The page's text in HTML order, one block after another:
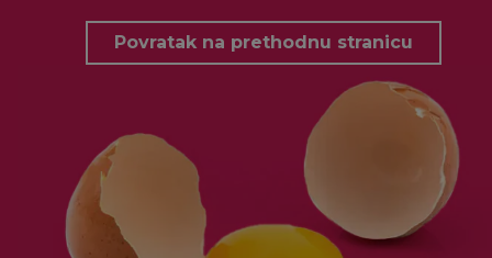
Povratak na prethodnu stranicu